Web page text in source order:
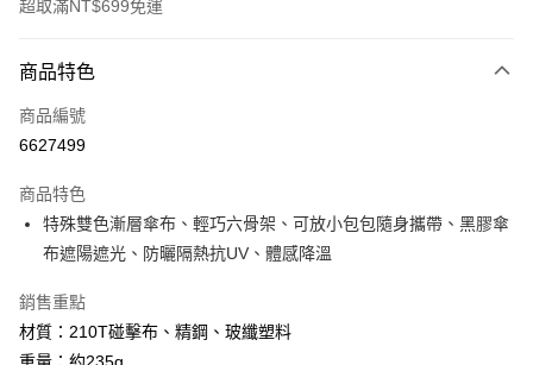
超取滿NT$699免運
信用卡一次付款
信用卡分期付款
合作金庫商業銀行
華南商業銀行
彰化商業銀行
上海商業儲蓄銀行
台北富邦商業銀行
臺灣中小企業銀行
匯豐（台灣）商業銀行
華泰商業銀行
聯邦商業銀行
超商取貨付款
LINE Pay
Apple Pay
街口支付
商品特色
商品編號
6627499
商品特色
特殊雙色漸層傘布、輕巧六骨架、可放小包包隨身攜帶、黑膠傘
布遮陽遮光、防曬隔熱抗UV、體感降溫
銷售重點
材質：210T碰擊布、精鋼、玻纖塑料